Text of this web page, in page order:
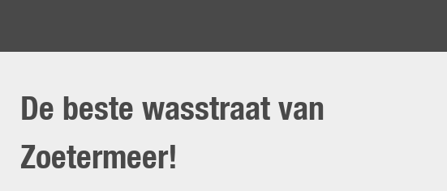
De beste wasstraat van
Zoetermeer!